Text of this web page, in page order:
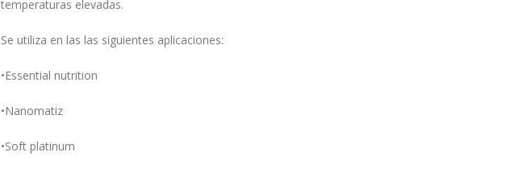
temperaturas elevadas.
Se utiliza en las las siguientes aplicaciones:
•Essential nutrition
•Nanomatiz
•Soft platinum